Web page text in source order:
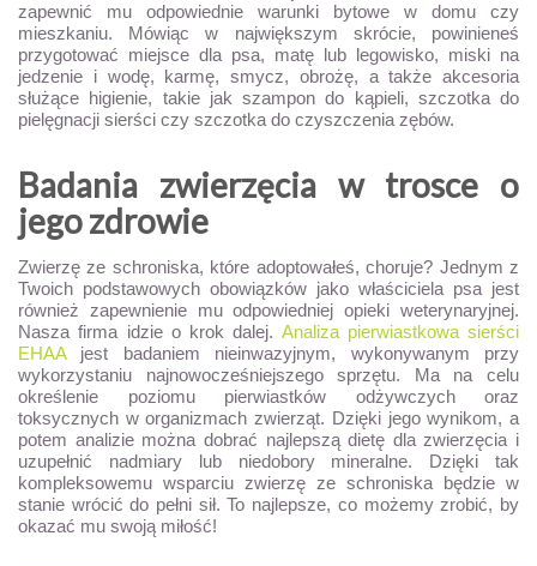
zapewnić mu odpowiednie warunki bytowe w domu czy
mieszkaniu. Mówiąc w największym skrócie, powinieneś
przygotować miejsce dla psa, matę lub legowisko, miski na
jedzenie i wodę, karmę, smycz, obrożę, a także akcesoria
służące higienie, takie jak szampon do kąpieli, szczotka do
pielęgnacji sierści czy szczotka do czyszczenia zębów.
Badania zwierzęcia w trosce o
jego zdrowie
Zwierzę ze schroniska, które adoptowałeś, choruje? Jednym z
Twoich podstawowych obowiązków jako właściciela psa jest
również zapewnienie mu odpowiedniej opieki weterynaryjnej.
Nasza firma idzie o krok dalej. Analiza pierwiastkowa sierści
EHAAjest badaniem nieinwazyjnym, wykonywanym przy
wykorzystaniu najnowocześniejszego sprzętu. Ma na celu
określenie poziomu pierwiastków odżywczych oraz
toksycznych w organizmach zwierząt. Dzięki jego wynikom, a
potem analizie można dobrać najlepszą dietę dla zwierzęcia i
uzupełnić nadmiary lub niedobory mineralne. Dzięki tak
kompleksowemu wsparciu zwierzę ze schroniska będzie w
stanie wrócić do pełni sił. To najlepsze, co możemy zrobić, by
okazać mu swoją miłość!